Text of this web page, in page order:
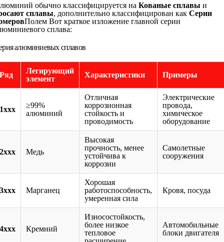
обычно классифицируется на Кованые сплавы и
сплавы, дополнительно классифицирован как Серии
Полем Вот краткое изложение главной серии
сплава:
алюминиевых сплавов
Ряд
Легирующий
элемент
Характеристики Примеры
1xxx
≥99%
алюминий
Отличная
коррозионная
стойкость и
проводимость
Электрические
провода,
химическое
оборудование
2xxx Медь
Высокая
прочность, менее
устойчива к
коррозии
Самолетные
сооружения
3xxx Марганец
Хорошая
работоспособность,
умеренная сила
Кровя, посуда
4xxx Кремний
Износостойкость,
более низкое
тепловое
Автомобильные
блоки двигателя